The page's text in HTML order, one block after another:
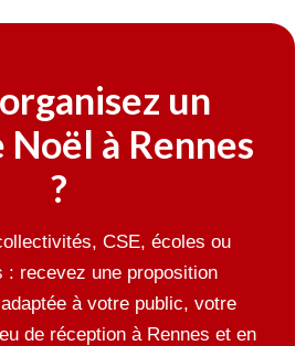
un
à Rennes
?
CSE, écoles ou
: recevez une proposition
à votre public, votre
de réception à Rennes et en